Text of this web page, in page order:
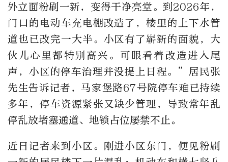
外立面粉刷一新，变得干净亮堂。到2026年，
门口的电动车充电棚改造了，楼里的上下水管
道也已改完一大半。小区有了崭新的面貌，大
伙儿心里都特别高兴。可眼看着改造进入尾
声，小区的停车治理并没提上日程。”居民张
先生告诉记者，马家堡路67号院停车难已持续
多年，停车资源紧张又缺少管理，导致常年乱
停乱放堵塞通道、地锁占位屡禁不止。
近日记者来到小区。刚进小区东门，便见粉刷